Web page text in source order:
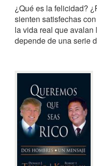
¿Qué es la felicidad?
sienten satisfechas
la vida real que
depende de una serie